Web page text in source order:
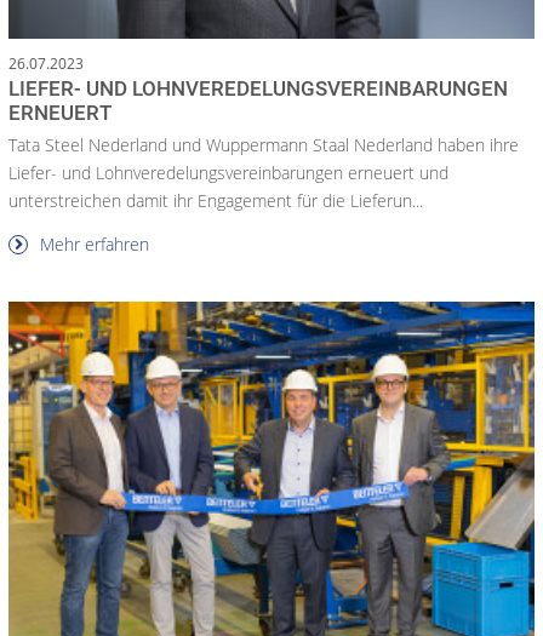
26.07.2023
LIEFER- UND LOHNVEREDELUNGSVEREINBARUNGEN
ERNEUERT
Tata Steel Nederland und Wuppermann Staal Nederland haben ihre
Liefer- und Lohnveredelungsvereinbarungen erneuert und
unterstreichen damit ihr Engagement für die Lieferun...
Mehr erfahren